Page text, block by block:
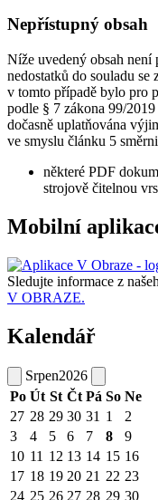
Nepřístupný obsah
Níže uvedený obsah
nedostatků do souladu
v tomto případě bylo pro
podle § 7 zákona 99/
dočasně uplatňována
ve smyslu článku 5
některé PDF
strojově čitelnou
Mobilní
Sledujte informace z
V OBRAZE.
Kalendář
Srpen2026
Po Út St Čt Pá So Ne
27 28 29 30 31 1
2
3
4 5 6 7 8
9
10 11 12 13 14 15 16
17 18 19 20 21 22 23
24 25 26 27 28 29 30